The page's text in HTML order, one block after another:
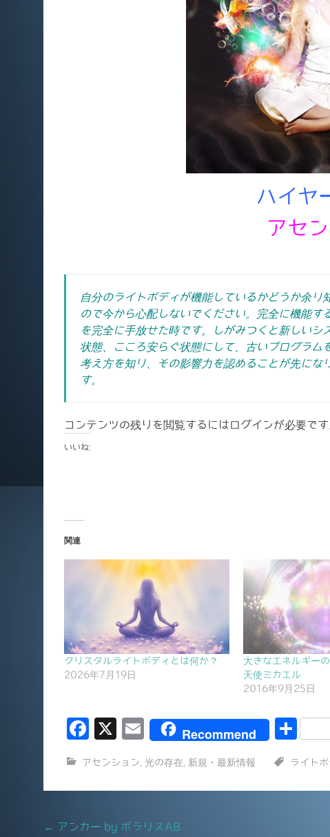
ハイヤ
アセ
自分のライトボディが機能しているかどうか余
ので今から心配しないでください。完全に機能
を完全に手放せた時です。しがみつくと新しい
状態、こころ安らぐ状態にして、古いプログラム
考え方を知り、その影響力を認めることが先に
す。
コンテンツの残りを閲覧するにはログインが必要で
いいね:
関連
クリスタルライトボディとは何か？
2026年7月19日
大きなエネルギー
天使ミカエル
2016年9月25日
F
c
e
X
E
ai
l
Recommend
共
アセンション 光の存在 新規・最新情報 ライトボ
Post
← アンカー by ポラリスAB